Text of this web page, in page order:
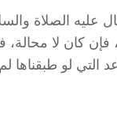
عليه الصلاة
كان لا محالة،
التي لو طبقناها لم